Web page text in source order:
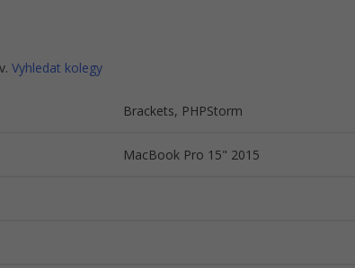
Vyhledat kolegy
Brackets, PHPStorm
MacBook Pro 15" 2015